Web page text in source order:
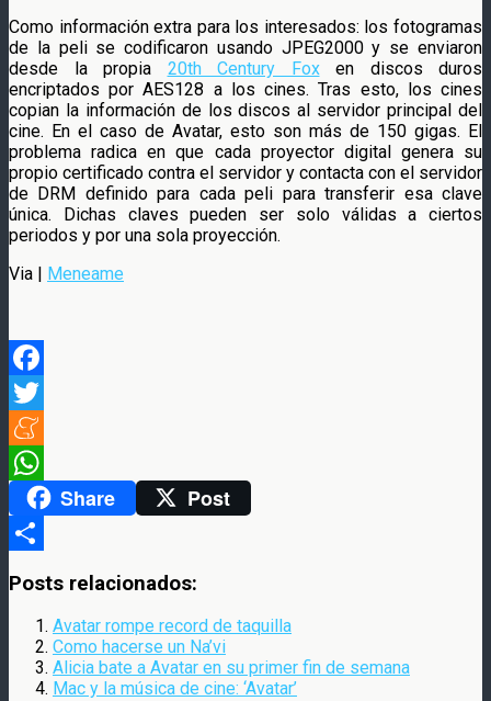
Como información extra para los interesados: los fotogramas
de la peli se codificaron usando JPEG2000 y se enviaron
desde la propia 20th Century Foxen discos duros
encriptados por AES128 a los cines. Tras esto, los cines
copian la información de los discos al servidor principal del
cine. En el caso de Avatar, esto son más de 150 gigas. El
problema radica en que cada proyector digital genera su
propio certificado contra el servidor y contacta con el servidor
de DRM definido para cada peli para transferir esa clave
única. Dichas claves pueden ser solo válidas a ciertos
periodos y por una sola proyección.
Via | Meneame
Facebook
Twitter
Meneame
WhatsAppShare Post
Posts relacionados:
Avatar rompe record de taquilla
Como hacerse un Na’vi
Alicia bate a Avatar en su primer fin de semana
Mac y la música de cine: ‘Avatar’